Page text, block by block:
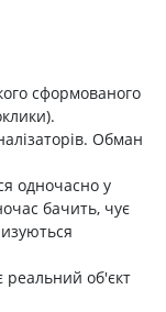
сформованого
Обман
одночасно у
бачить, чує
реальний об'єкт